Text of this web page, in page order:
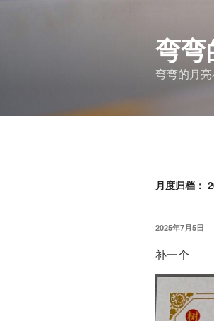
弯
弯弯的月
月度归档：
发
于
2025年7月5日
补一个